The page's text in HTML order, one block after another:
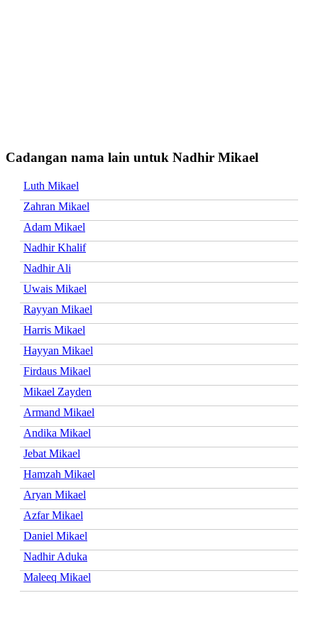
Cadangan nama lain untuk Nadhir Mikael
Luth Mikael
Zahran Mikael
Adam Mikael
Nadhir Khalif
Nadhir Ali
Uwais Mikael
Rayyan Mikael
Harris Mikael
Hayyan Mikael
Firdaus Mikael
Mikael Zayden
Armand Mikael
Andika Mikael
Jebat Mikael
Hamzah Mikael
Aryan Mikael
Azfar Mikael
Daniel Mikael
Nadhir Aduka
Maleeq Mikael